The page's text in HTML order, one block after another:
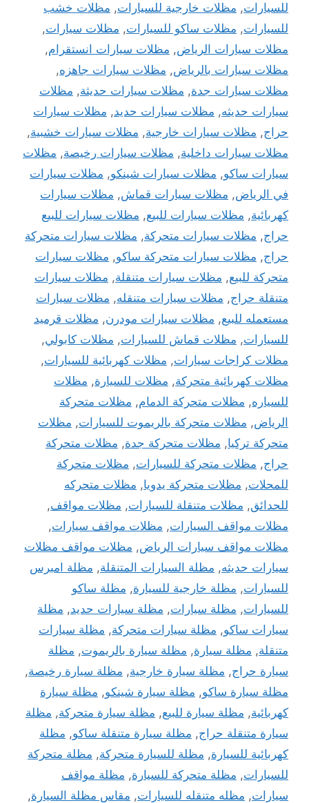
للسيارات, مظلات خارجية للسيارات, مظلات خشب
للسيارات, مظلات ساكو للسيارات, مظلات سيارات,
مظلات سيارات الرياض, مظلات سيارات انستقرام,
مظلات سيارات بالرياض, مظلات سيارات جاهزه,
مظلات سيارات جدة, مظلات سيارات حديثة, مظلات
سيارات حديثه, مظلات سيارات حديد, مظلات سيارات
حراج, مظلات سيارات خارجية, مظلات سيارات خشبية,
مظلات سيارات داخلية, مظلات سيارات رخيصة, مظلات
سيارات ساكو, مظلات سيارات شينكو, مظلات سيارات
في الرياض, مظلات سيارات قماش, مظلات سيارات
كهربائية, مظلات سيارات للبيع, مظلات سيارات للبيع
حراج, مظلات سيارات متحركة, مظلات سيارات متحركة
حراج, مظلات سيارات متحركة ساكو, مظلات سيارات
متحركة للبيع, مظلات سيارات متنقلة, مظلات سيارات
متنقلة حراج, مظلات سيارات متنقله, مظلات سيارات
مستعمله للبيع, مظلات سيارات مودرن, مظلات قرميد
للسيارات, مظلات قماش للسيارات, مظلات كابولي,
مظلات كراجات سيارات, مظلات كهربائية للسيارات,
مظلات كهربائية متحركة, مظلات للسيارة, مظلات
للسياره, مظلات متحركة الدمام, مظلات متحركة
الرياض, مظلات متحركة بالريموت للسيارات, مظلات
متحركة تركيا, مظلات متحركة جدة, مظلات متحركة
حراج, مظلات متحركة للسيارات, مظلات متحركة
للمحلات, مظلات متحركة يدويا, مظلات متحركه
للحدائق, مظلات متنقلة للسيارات, مظلات مواقف,
مظلات مواقف السيارات, مظلات مواقف سيارات,
مظلات مواقف سيارات الرياض, مظلات مواقف مظلات
سيارات حديثه, مظلة السيارات المتنقلة, مظلة امبرس
للسيارات, مظلة خارجية للسيارة, مظلة ساكو
للسيارات, مظلة سيارات, مظلة سيارات حديد, مظلة
سيارات ساكو, مظلة سيارات متحركة, مظلة سيارات
متنقلة, مظلة سيارة, مظلة سيارة بالريموت, مظلة
سيارة حراج, مظلة سيارة خارجية, مظلة سيارة رخيصة,
مظلة سيارة ساكو, مظلة سيارة شينكو, مظلة سيارة
كهربائية, مظلة سيارة للبيع, مظلة سيارة متحركة, مظلة
سيارة متنقلة حراج, مظلة سيارة متنقلة ساكو, مظلة
كهربائية للسيارة, مظلة للسيارة متحركة, مظلة متحركة
للسيارات, مظلة متحركة للسيارة, مظلة مواقف
سيارات, مظله متنقله للسيارات, مقاس مظلة السيارة,